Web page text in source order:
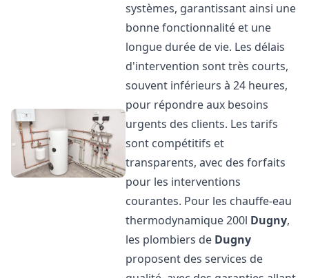
systèmes, garantissant ainsi une
bonne fonctionnalité et une
longue durée de vie. Les délais
d'intervention sont très courts,
souvent inférieurs à 24 heures,
pour répondre aux besoins
urgents des clients. Les tarifs
sont compétitifs et
transparents, avec des forfaits
pour les interventions
courantes. Pour les chauffe-eau
thermodynamique 200l Dugny,
les plombiers de Dugny
proposent des services de